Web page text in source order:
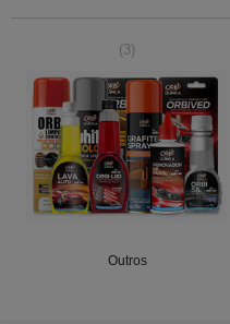
(3)
Outros